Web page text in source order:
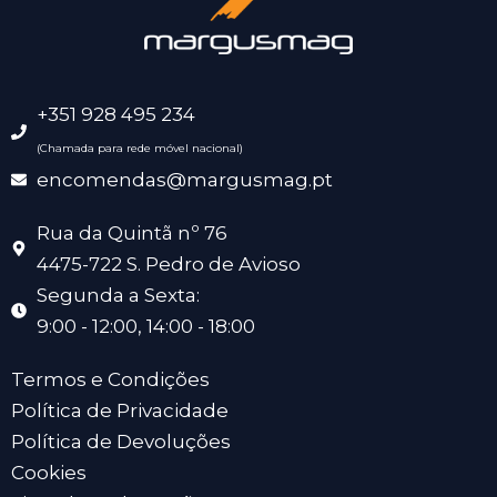
+351 928 495 234
(Chamada para rede móvel nacional)
encomendas@margusmag.pt
Rua da Quintã nº 76
4475-722 S. Pedro de Avioso
Segunda a Sexta:
9:00 - 12:00, 14:00 - 18:00
Termos e Condições
Política de Privacidade
Política de Devoluções
Cookies